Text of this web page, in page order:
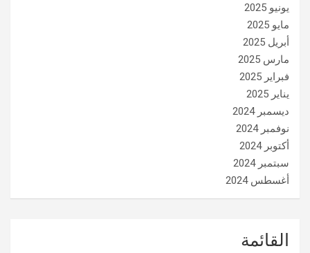
يونيو 2025
مايو 2025
أبريل 2025
مارس 2025
فبراير 2025
يناير 2025
ديسمبر 2024
نوفمبر 2024
أكتوبر 2024
سبتمبر 2024
أغسطس 2024
القائمة